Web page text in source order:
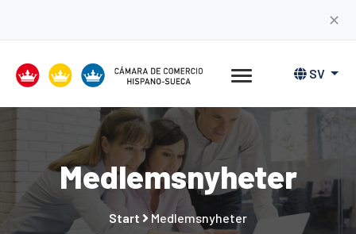
✕
SV
Medlemsnyheter
Start Medlemsnyheter